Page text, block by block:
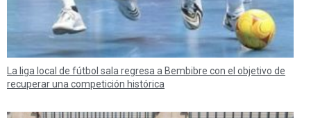
La liga local de fútbol sala regresa a Bembibre con el objetivo de
recuperar una competición histórica